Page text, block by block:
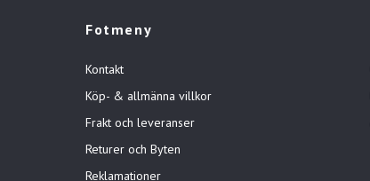
Fotmeny
Kontakt
Köp- & allmänna villkor
Frakt och leveranser
Returer och Byten
Reklamationer